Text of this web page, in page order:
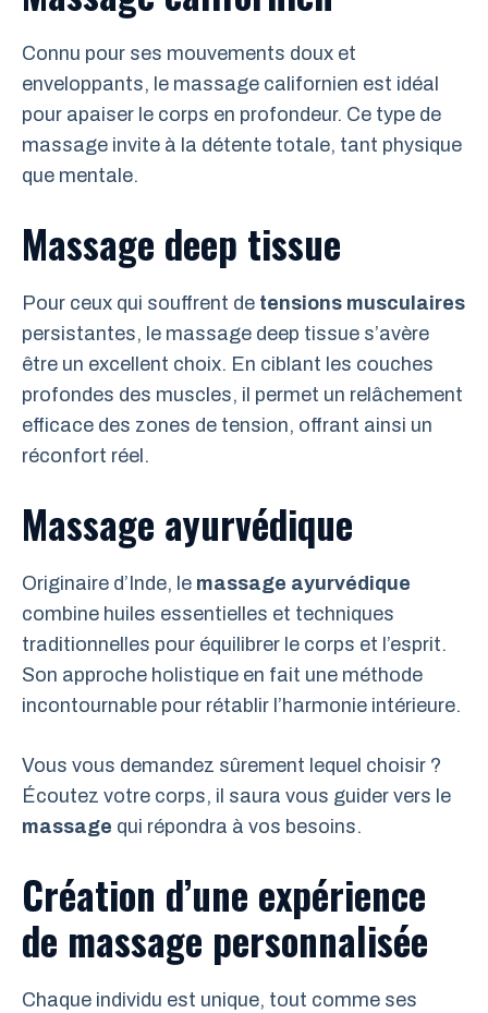
Connu pour ses mouvements doux et
enveloppants, le massage californien est idéal
pour apaiser le corps en profondeur. Ce type de
massage invite à la détente totale, tant physique
que mentale.
Massage deep tissue
Pour ceux qui souffrent de tensions musculaires
persistantes, le massage deep tissue s’avère
être un excellent choix. En ciblant les couches
profondes des muscles, il permet un relâchement
efficace des zones de tension, offrant ainsi un
réconfort réel.
Massage ayurvédique
Originaire d’Inde, le massage ayurvédique
combine huiles essentielles et techniques
traditionnelles pour équilibrer le corps et l’esprit.
Son approche holistique en fait une méthode
incontournable pour rétablir l’harmonie intérieure.
Vous vous demandez sûrement lequel choisir ?
Écoutez votre corps, il saura vous guider vers le
massage qui répondra à vos besoins.
Création d’une expérience
de massage personnalisée
Chaque individu est unique, tout comme ses